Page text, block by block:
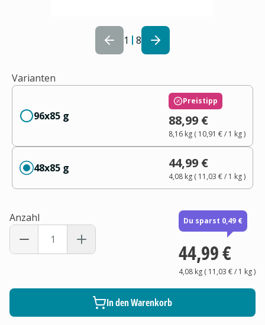
1 8
Varianten
96x85 g
Preistipp
88,99 €
8,16 kg( 10,91 €/ 1 kg)
48x85 g 44,99 €
4,08 kg( 11,03 €/ 1 kg)
Anzahl Du sparst 0,49 €
44,99 €
4,08 kg( 11,03 €/ 1 kg)
In den Warenkorb